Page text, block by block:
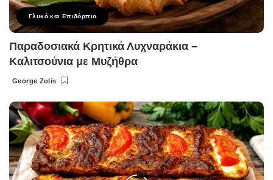
Γλυκό και Επιδόρπιο
Παραδοσιακά Κρητικά Λυχναράκια –
Καλιτσούνια με Μυζήθρα
Posted
George Zolis